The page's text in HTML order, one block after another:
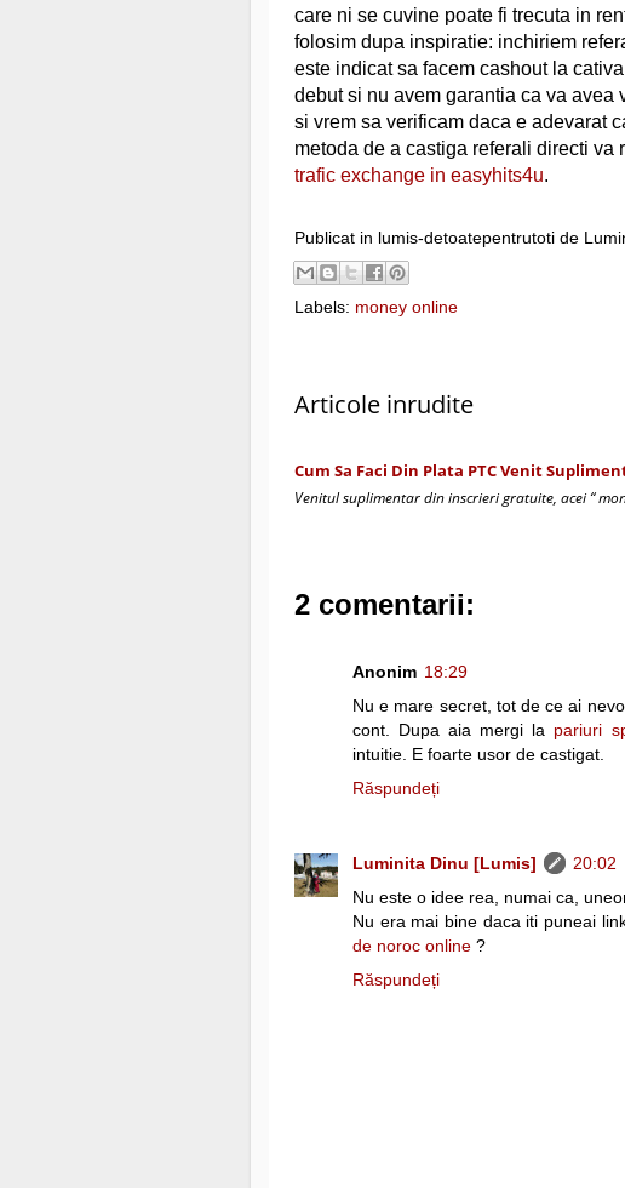
care ni se cuvine poate fi trecuta in
folosim dupa inspiratie: inchiriem
este indicat sa facem cashout la
debut si nu avem garantia ca va avea
si vrem sa verificam daca e adevarat
metoda de a castiga referali directi
trafic exchange in easyhits4u.
Publicat in lumis-detoatepentrutoti de
Labels: money online
Articole inrudite
Cum Sa Faci Din Plata PTC Venit
Venitul suplimentar din inscrieri gratuite, acei “
2 comentarii:
Anonim 18:29
Nu e mare secret, tot de ce ai
cont. Dupa aia mergi la pariuri
intuitie. E foarte usor de castigat.
Răspundeți
Luminita Dinu [Lumis]
20:02
Nu este o idee rea, numai ca,
Nu era mai bine daca iti puneai
de noroc online ?
Răspundeți